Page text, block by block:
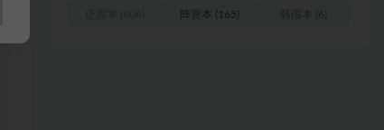
阵营本 (165) 韩国本 (6)